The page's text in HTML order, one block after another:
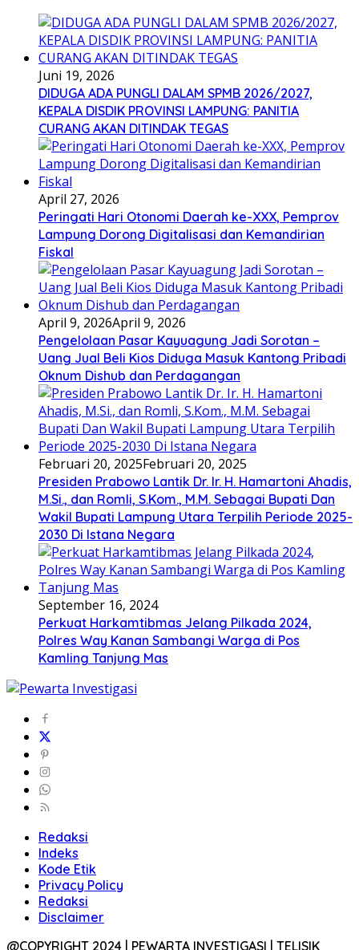
Juni 19, 2026
DIDUGA ADA PUNGLI DALAM SPMB 2026/2027,
KEPALA DISDIK PROVINSI LAMPUNG: PANITIA
CURANG AKAN DITINDAK TEGAS
April 27, 2026
Peringati Hari Otonomi Daerah ke-XXX, Pemprov
Lampung Dorong Digitalisasi dan Kemandirian
Fiskal
April 9, 2026April 9, 2026
Pengelolaan Pasar Kayuagung Jadi Sorotan –
Uang Jual Beli Kios Diduga Masuk Kantong Pribadi
Oknum Dishub dan Perdagangan
Februari 20, 2025Februari 20, 2025
Presiden Prabowo Lantik Dr. Ir. H. Hamartoni Ahadis,
M.Si., dan Romli, S.Kom., M.M. Sebagai Bupati Dan
Wakil Bupati Lampung Utara Terpilih Periode 2025-
2030 Di Istana Negara
September 16, 2024
Perkuat Harkamtibmas Jelang Pilkada 2024,
Polres Way Kanan Sambangi Warga di Pos
Kamling Tanjung Mas
Redaksi
Indeks
Kode Etik
Privacy Policy
Redaksi
Disclaimer
@COPYRIGHT 2024 | PEWARTA INVESTIGASI | TELISIK